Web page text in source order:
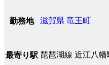
勤務地 滋賀県 竜王町
最寄り駅 琵琶湖線 近江八幡